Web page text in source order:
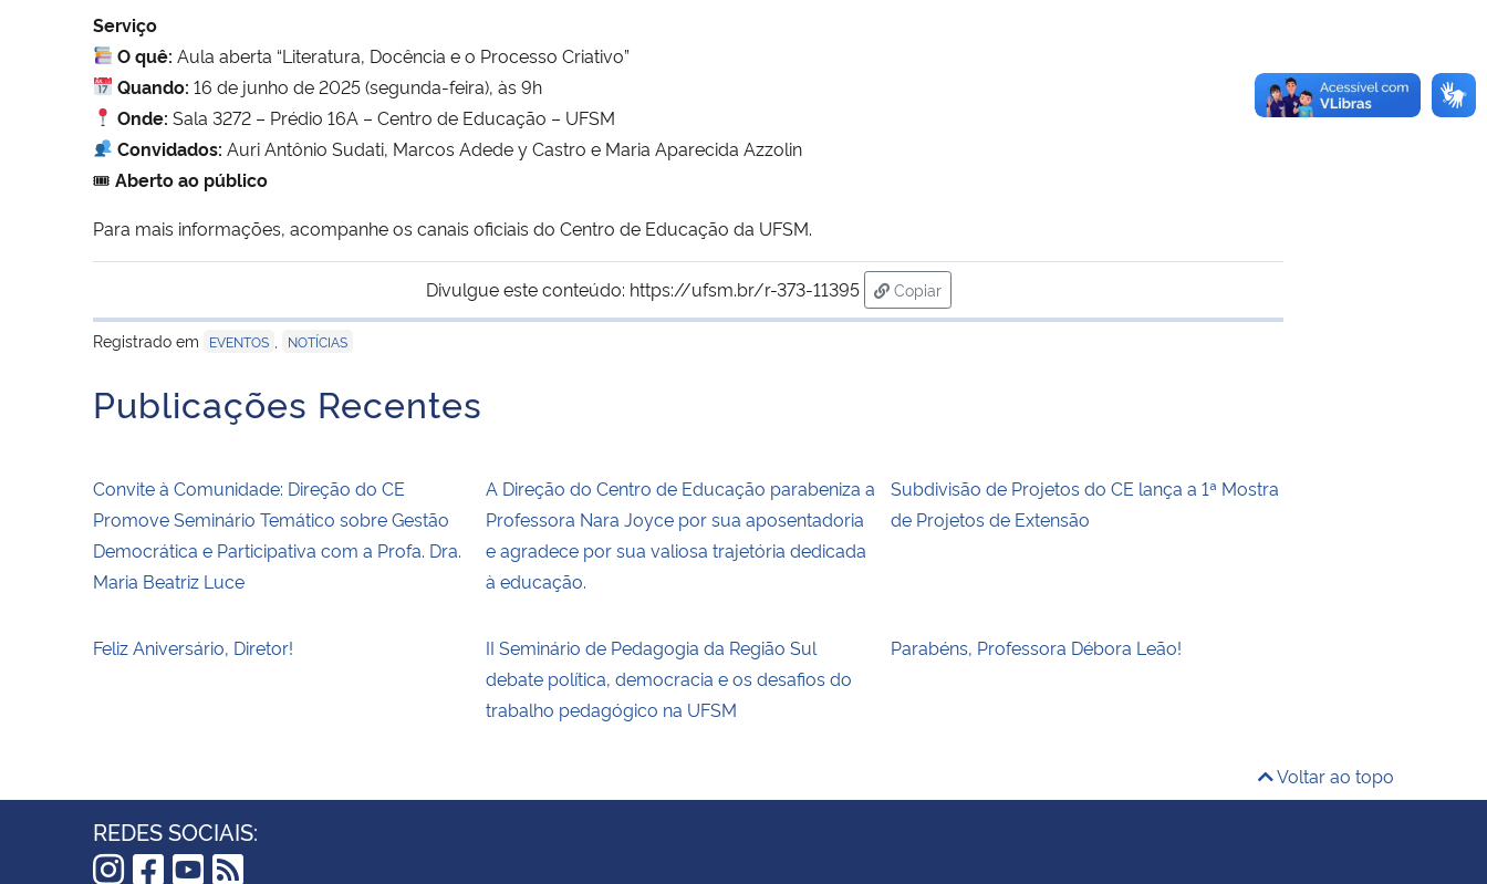
Serviço
O quê: Aula aberta “Literatura, Docência e o Processo Criativo”
Quando: 16 de junho de 2025 (segunda-feira), às 9h
Onde: Sala 3272 – Prédio 16A – Centro de Educação – UFSM
Convidados: Auri Antônio Sudati, Marcos Adede y Castro e Maria Aparecida Azzolin
🎟 Aberto ao público
Para mais informações, acompanhe os canais oficiais do Centro de Educação da UFSM.
Divulgue este conteúdo: https://ufsm.br/r-373-11395
Copiar
para área de transferência
Registrado em
EVENTOS NOTÍCIAS
Publicações Recentes
Convite à Comunidade: Direção do CE
Promove Seminário Temático sobre Gestão
Democrática e Participativa com a Profa. Dra.
Maria Beatriz Luce
A Direção do Centro de Educação parabeniza a
Professora Nara Joyce por sua aposentadoria
e agradece por sua valiosa trajetória dedicada
à educação.
Subdivisão de Projetos do CE lança a 1ª Mostra
de Projetos de Extensão
Feliz Aniversário, Diretor!
II Seminário de Pedagogia da Região Sul
debate política, democracia e os desafios do
trabalho pedagógico na UFSM
Parabéns, Professora Débora Leão!
Voltar ao topo
REDES SOCIAIS: